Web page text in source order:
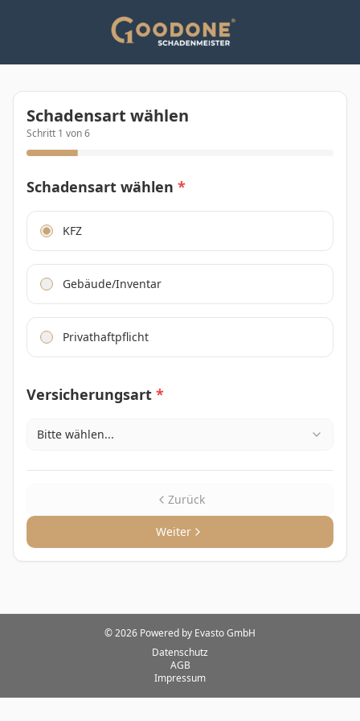
Schadensart wählen
Schritt 1 von6
Schadensart wählen *
KFZ
Gebäude/Inventar
Privathaftpflicht
Versicherungsart *
Bitte wählen...
Zurück
Weiter
©2026 Powered by Evasto GmbH
Datenschutz
AGB
Impressum